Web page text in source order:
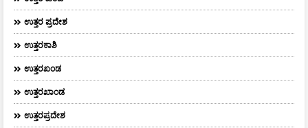
ಉತ್ತರ ಪ್ರದೇಶ
ಉತ್ತರಕಾಶಿ
ಉತ್ತರಖಂಡ
ಉತ್ತರಖಾಂಡ
ಉತ್ತರಪ್ರದೇಶ